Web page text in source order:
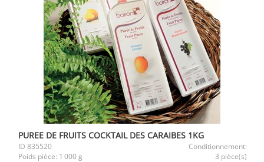
PUREE DE FRUITS COCKTAIL DES CARAIBES 1KG
ID 835520
Conditionnement:
Poids pièce: 1 000 g 3 pièce(s)